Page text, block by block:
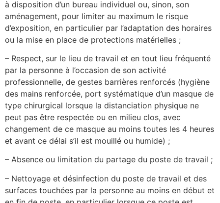
à disposition d’un bureau individuel ou, sinon, son
aménagement, pour limiter au maximum le risque
d’exposition, en particulier par l’adaptation des horaires
ou la mise en place de protections matérielles ;
– Respect, sur le lieu de travail et en tout lieu fréquenté
par la personne à l’occasion de son activité
professionnelle, de gestes barrières renforcés (hygiène
des mains renforcée, port systématique d’un masque de
type chirurgical lorsque la distanciation physique ne
peut pas être respectée ou en milieu clos, avec
changement de ce masque au moins toutes les 4 heures
et avant ce délai s’il est mouillé ou humide) ;
– Absence ou limitation du partage du poste de travail ;
– Nettoyage et désinfection du poste de travail et des
surfaces touchées par la personne au moins en début et